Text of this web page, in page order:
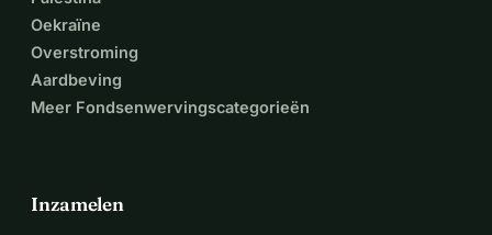
Oekraïne
Overstroming
Aardbeving
Meer Fondsenwervingscategorieën
Inzamelen